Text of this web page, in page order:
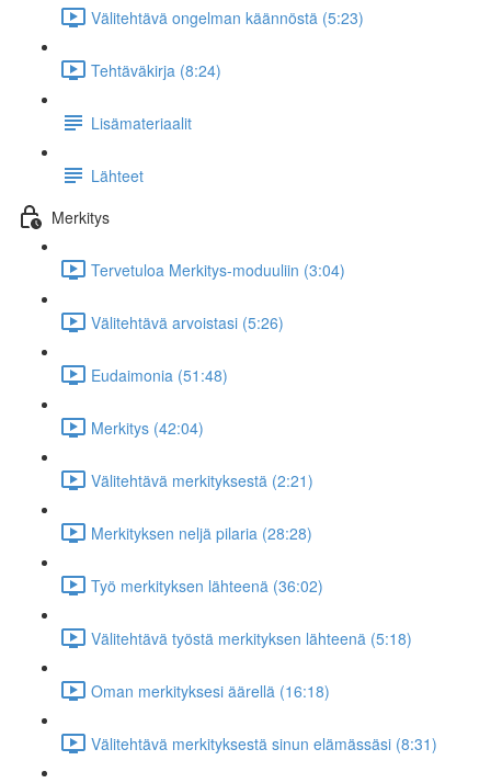
Välitehtävä ongelman käännöstä (5:23)
Tehtäväkirja (8:24)
Lisämateriaalit
Lähteet
Merkitys
Tervetuloa Merkitys-moduuliin (3:04)
Välitehtävä arvoistasi (5:26)
Eudaimonia (51:48)
Merkitys (42:04)
Välitehtävä merkityksestä (2:21)
Merkityksen neljä pilaria (28:28)
Työ merkityksen lähteenä (36:02)
Välitehtävä työstä merkityksen lähteenä (5:18)
Oman merkityksesi äärellä (16:18)
Välitehtävä merkityksestä sinun elämässäsi (8:31)